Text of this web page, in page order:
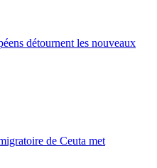
détournent les nouveaux
de Ceuta met